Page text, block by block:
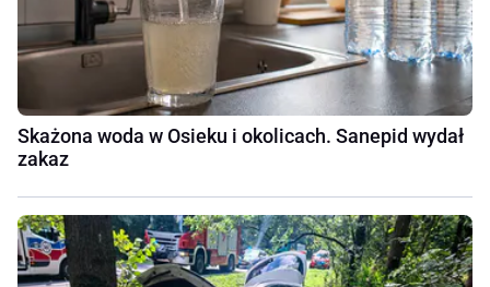
Skażona woda w Osieku i okolicach. Sanepid wydał
zakaz